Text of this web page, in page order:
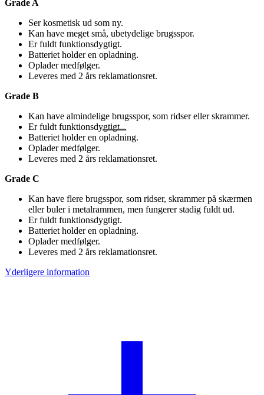
Grade A
Ser kosmetisk ud som ny.
Kan have meget små, ubetydelige brugsspor.
Er fuldt funktionsdygtigt.
Batteriet holder en opladning.
Oplader medfølger.
Leveres med 2 års reklamationsret.
Grade B
Kan have almindelige brugsspor, som ridser eller skrammer.
Er fuldt funktionsdygtigt.
Batteriet holder en opladning.
Oplader medfølger.
Leveres med 2 års reklamationsret.
Grade C
Kan have flere brugsspor, som ridser, skrammer på skærmen
eller buler i metalrammen, men fungerer stadig fuldt ud.
Er fuldt funktionsdygtigt.
Batteriet holder en opladning.
Oplader medfølger.
Leveres med 2 års reklamationsret.
Yderligere information